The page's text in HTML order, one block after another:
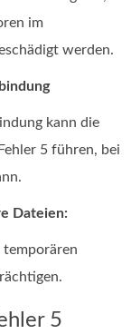
im
werden.
kann die
5 führen, bei
Dateien:
temporären
5